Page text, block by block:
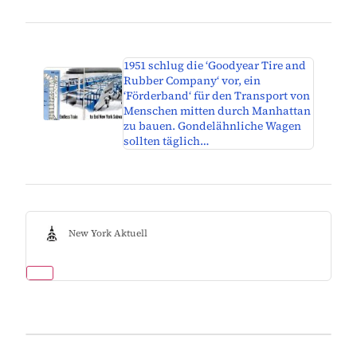
1951 schlug die ‘Goodyear Tire and
Rubber Company‘ vor, ein
‘Förderband‘ für den Transport von
Menschen mitten durch Manhattan
zu bauen. Gondelähnliche Wagen
sollten täglich…
New York Aktuell